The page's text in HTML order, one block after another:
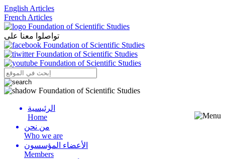
English Articles
French Articles
تواصلوا معنا على
Menu
الرئيسية
Home
من نحن
Who we are
الأعضاء المؤسسون
Members